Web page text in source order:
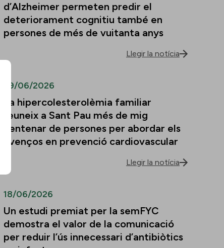
d’Alzheimer permeten predir el
deteriorament cognitiu també en
persones de més de vuitanta anys
Llegir la notícia
29/06/2026
La hipercolesterolèmia familiar
reuneix a Sant Pau més de mig
centenar de persones per abordar els
avenços en prevenció cardiovascular
Llegir la notícia
18/06/2026
Un estudi premiat per la semFYC
demostra el valor de la comunicació
per reduir l’ús innecessari d’antibiòtics